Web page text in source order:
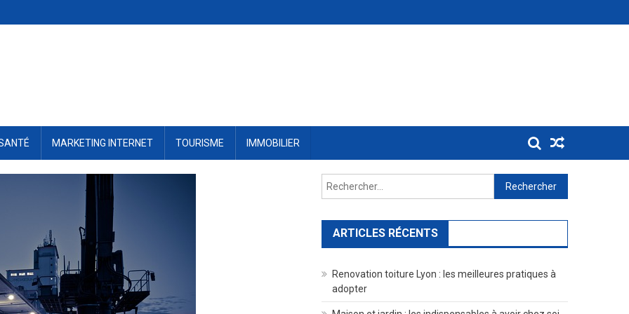
MARKETING INTERNET TOURISME IMMOBILIER
Rechercher :
ARTICLES RÉCENTS
Renovation toiture Lyon : les meilleures pratiques à
adopter